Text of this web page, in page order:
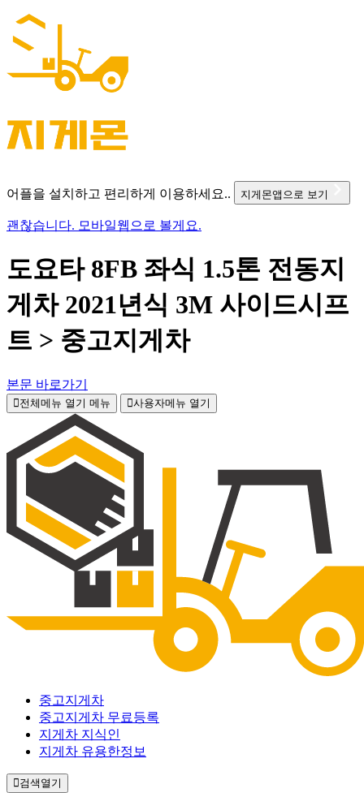
어플을 설치하고 편리하게 이용하세요.. 지게몬앱으로 보기
괜찮습니다. 모바일웹으로 볼게요.
도요타 8FB 좌식 1.5톤 전동지
게차 2021년식 3M 사이드시프
트 > 중고지게차
본문 바로가기
전체메뉴 열기 메뉴 사용자메뉴 열기
중고지게차
중고지게차 무료등록
지게차 지식인
지게차 유용한정보
검색열기